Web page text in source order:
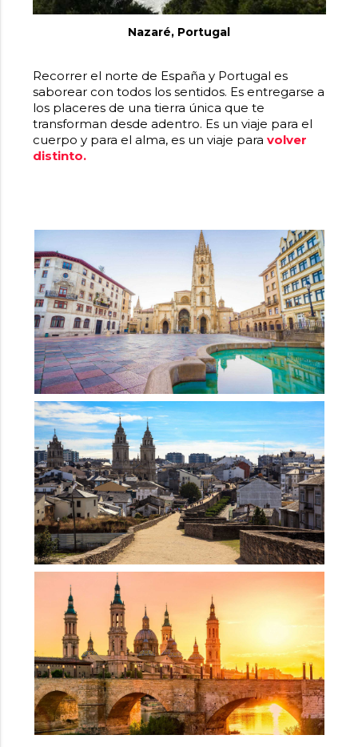
Nazaré, Portugal
Recorrer el norte de España y Portugal es
saborear con todos los sentidos. Es entregarse a
los placeres de una tierra única que te
transforman desde adentro. Es un viaje para el
cuerpo y para el alma, es un viaje para volver
distinto.